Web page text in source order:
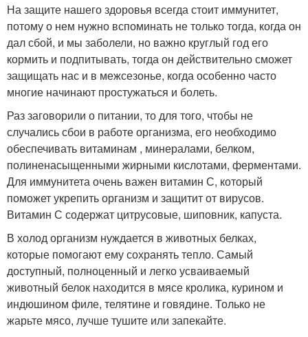
На защите нашего здоровья всегда стоит иммунитет,
потому о нем нужно вспоминать не только тогда, когда он
дал сбой, и мы заболели, но важно круглый год его
кормить и подпитывать, тогда он действительно сможет
защищать нас и в межсезонье, когда особенно часто
многие начинают простужаться и болеть.
Раз заговорили о питании, то для того, чтобы не
случались сбои в работе организма, его необходимо
обеспечивать витаминам , минералами, белком,
полиненасыщенными жирными кислотами, ферментами.
Для иммунитета очень важен витамин С, который
поможет укрепить организм и защитит от вирусов.
Витамин С содержат цитрусовые, шиповник, капуста.
В холод организм нуждается в животных белках,
которые помогают ему сохранять тепло. Самый
доступный, полноценный и легко усваиваемый
животный белок находится в мясе кролика, курином и
индюшином филе, телятине и говядине. Только не
жарьте мясо, лучше тушите или запекайте.